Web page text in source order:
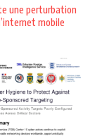
une perturbation
mobile